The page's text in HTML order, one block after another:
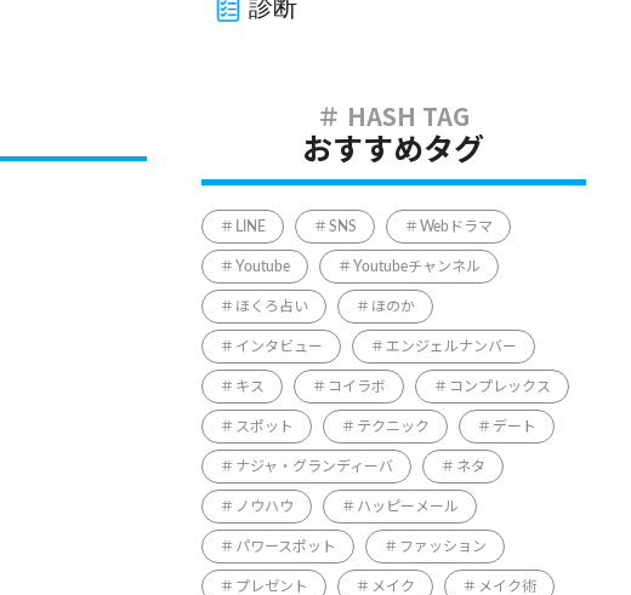
診断
おすすめタグ
LINE SNS Webドラマ
Youtube Youtubeチャンネル
ほくろ占い ほのか
インタビュー エンジェルナンバー
キス コイラボ コンプレックス
スポット テクニック デート
ナジャ・グランディーバ ネタ
ノウハウ ハッピーメール
パワースポット ファッション
プレゼント メイク メイク術